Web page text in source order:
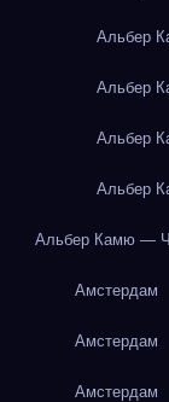
Альбер
Альбер
Альбер
Альбер
Альбер Камю —
Амстердам
Амстердам
Амстердам